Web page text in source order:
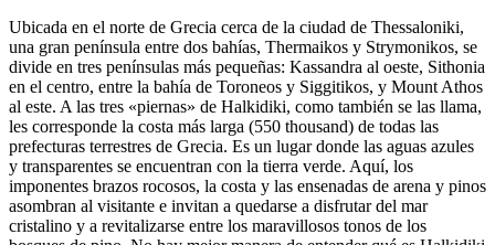
Ubicada en el norte de Grecia cerca de la ciudad de Thessaloniki,
una gran península entre dos bahías, Thermaikos y Strymonikos, se
divide en tres penínsulas más pequeñas: Kassandra al oeste, Sithonia
en el centro, entre la bahía de Toroneos y Siggitikos, y Mount Athos
al este. A las tres «piernas» de Halkidiki, como también se las llama,
les corresponde la costa más larga (550 thousand) de todas las
prefecturas terrestres de Grecia. Es un lugar donde las aguas azules
y transparentes se encuentran con la tierra verde. Aquí, los
imponentes brazos rocosos, la costa y las ensenadas de arena y pinos
asombran al visitante e invitan a quedarse a disfrutar del mar
cristalino y a revitalizarse entre los maravillosos tonos de los